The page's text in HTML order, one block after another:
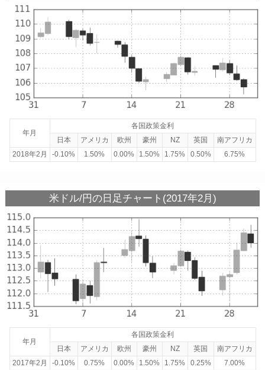
年月
各国政策金利
日本
アメリカ 欧州 豪州 NZ 英国
南アフリカ
2018年2月
-0.10% 1.50% 0.00% 1.50% 1.75% 0.50% 6.75%
米ドル/円の日足チャート(2017年2月)
年月
各国政策金利
日本
アメリカ 欧州 豪州 NZ 英国
南アフリカ
2017年2月
-0.10% 0.75% 0.00% 1.50% 1.75% 0.25% 7.00%